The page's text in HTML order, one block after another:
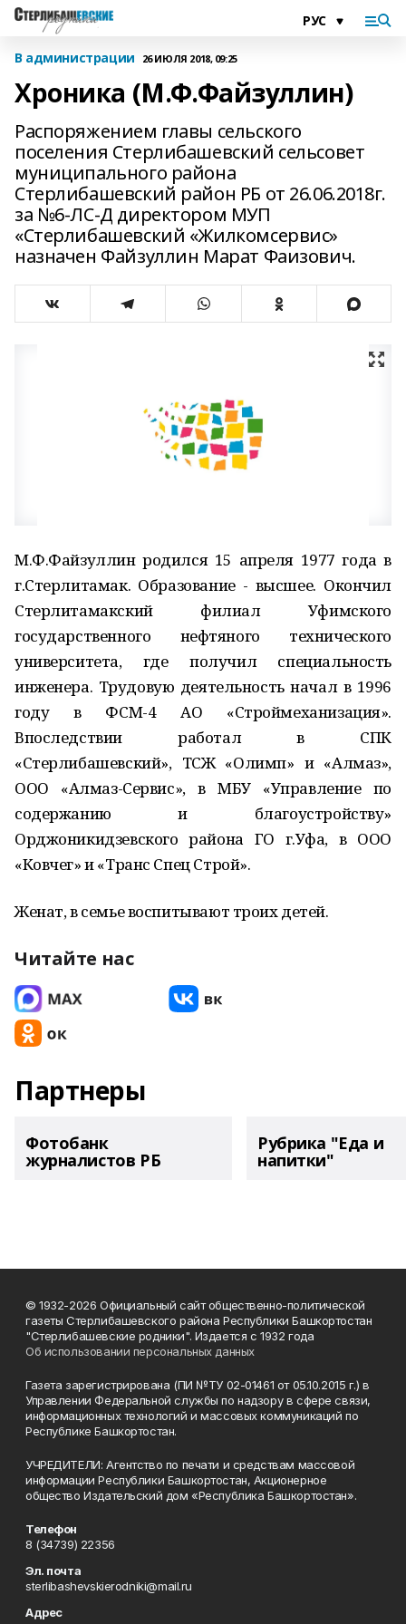
В администрации 26 ИЮЛЯ 2018, 09:25
Хроника (М.Ф.Файзуллин)
Распоряжением главы сельского
поселения Стерлибашевский сельсовет
муниципального района
Стерлибашевский район РБ от 26.06.2018г.
за №6-ЛС-Д директором МУП
«Стерлибашевский «Жилкомсервис»
назначен Файзуллин Марат Фаизович.
М.Ф.Файзуллин родился 15 апреля 1977 года в
г.Стерлитамак. Образование - высшее. Окончил
Стерлитамакский филиал Уфимского
государственного нефтяного технического
университета, где получил специальность
инженера. Трудовую деятельность начал в 1996
году в ФСМ-4 АО «Строймеханизация».
Впоследствии работал в СПК
«Стерлибашевский», ТСЖ «Олимп» и «Алмаз»,
ООО «Алмаз-Сервис», в МБУ «Управление по
содержанию и благоустройству»
Орджоникидзевского района ГО г.Уфа, в ООО
«Ковчег» и «Транс Спец Строй».
Женат, в семье воспитывают троих детей.
Читайте нас
Партнеры
Фотобанк
журналистов РБ
Рубрика "Еда и
напитки"
© 1932-2026 Официальный сайт общественно-политической
газеты Стерлибашевского района Республики Башкортостан
"Стерлибашевские родники". Издается с 1932 года
Об использовании персональных данных
Газета зарегистрирована (ПИ №ТУ 02-01461 от 05.10.2015 г.) в
Управлении Федеральной службы по надзору в сфере связи,
информационных технологий и массовых коммуникаций по
Республике Башкортостан.
УЧРЕДИТЕЛИ: Агентство по печати и средствам массовой
информации Республики Башкортостан, Акционерное
общество Издательский дом «Республика Башкортостан».
Телефон
8 (34739) 22356
Эл. почта
sterlibashevskierodniki@mail.ru
Адрес